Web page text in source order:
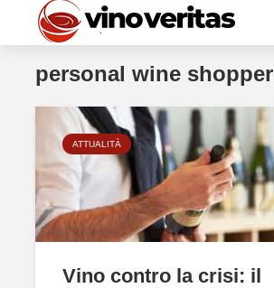
personal wine shopper
ATTUALITÀ
Vino contro la crisi: il